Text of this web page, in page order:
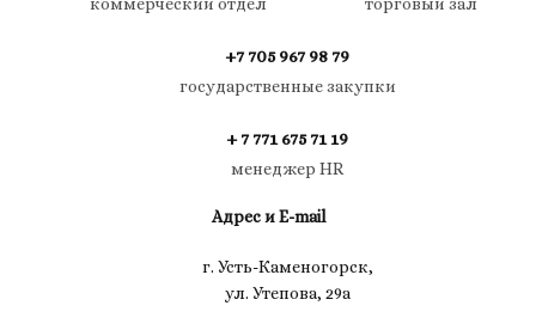
+7 705 967 98 79
государственные закупки
+ 7 771 675 71 19
менеджер HR
Адрес и E-mail
г. Усть-Каменогорск,
ул. Утепова, 29а